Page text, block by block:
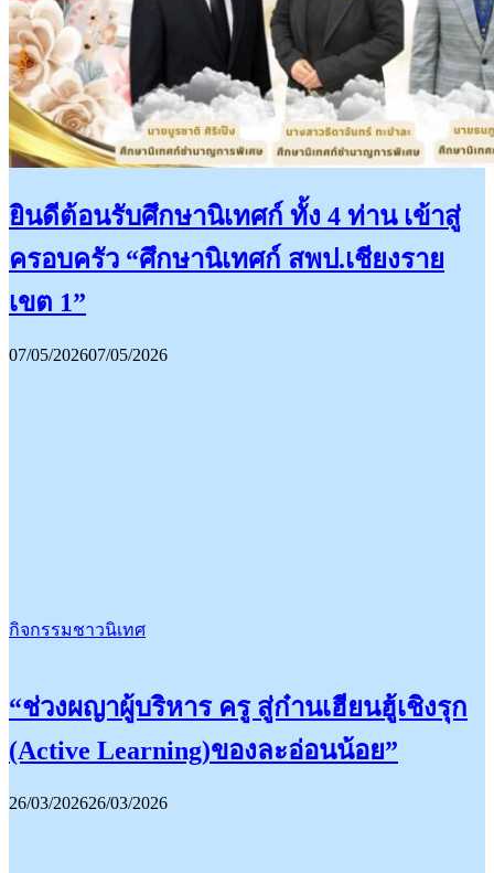
ยินดีต้อนรับศึกษานิเทศก์ ทั้ง 4 ท่าน เข้าสู่
ครอบครัว “ศึกษานิเทศก์ สพป.เชียงราย
เขต 1”
07/05/202607/05/2026
กิจกรรมชาวนิเทศ
“ช่วงผญาผู้บริหาร ครู สู่ก๋านเฮียนฮู้เชิงรุก
(Active Learning)ของละอ่อนน้อย”
26/03/202626/03/2026